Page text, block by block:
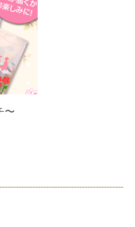
〜